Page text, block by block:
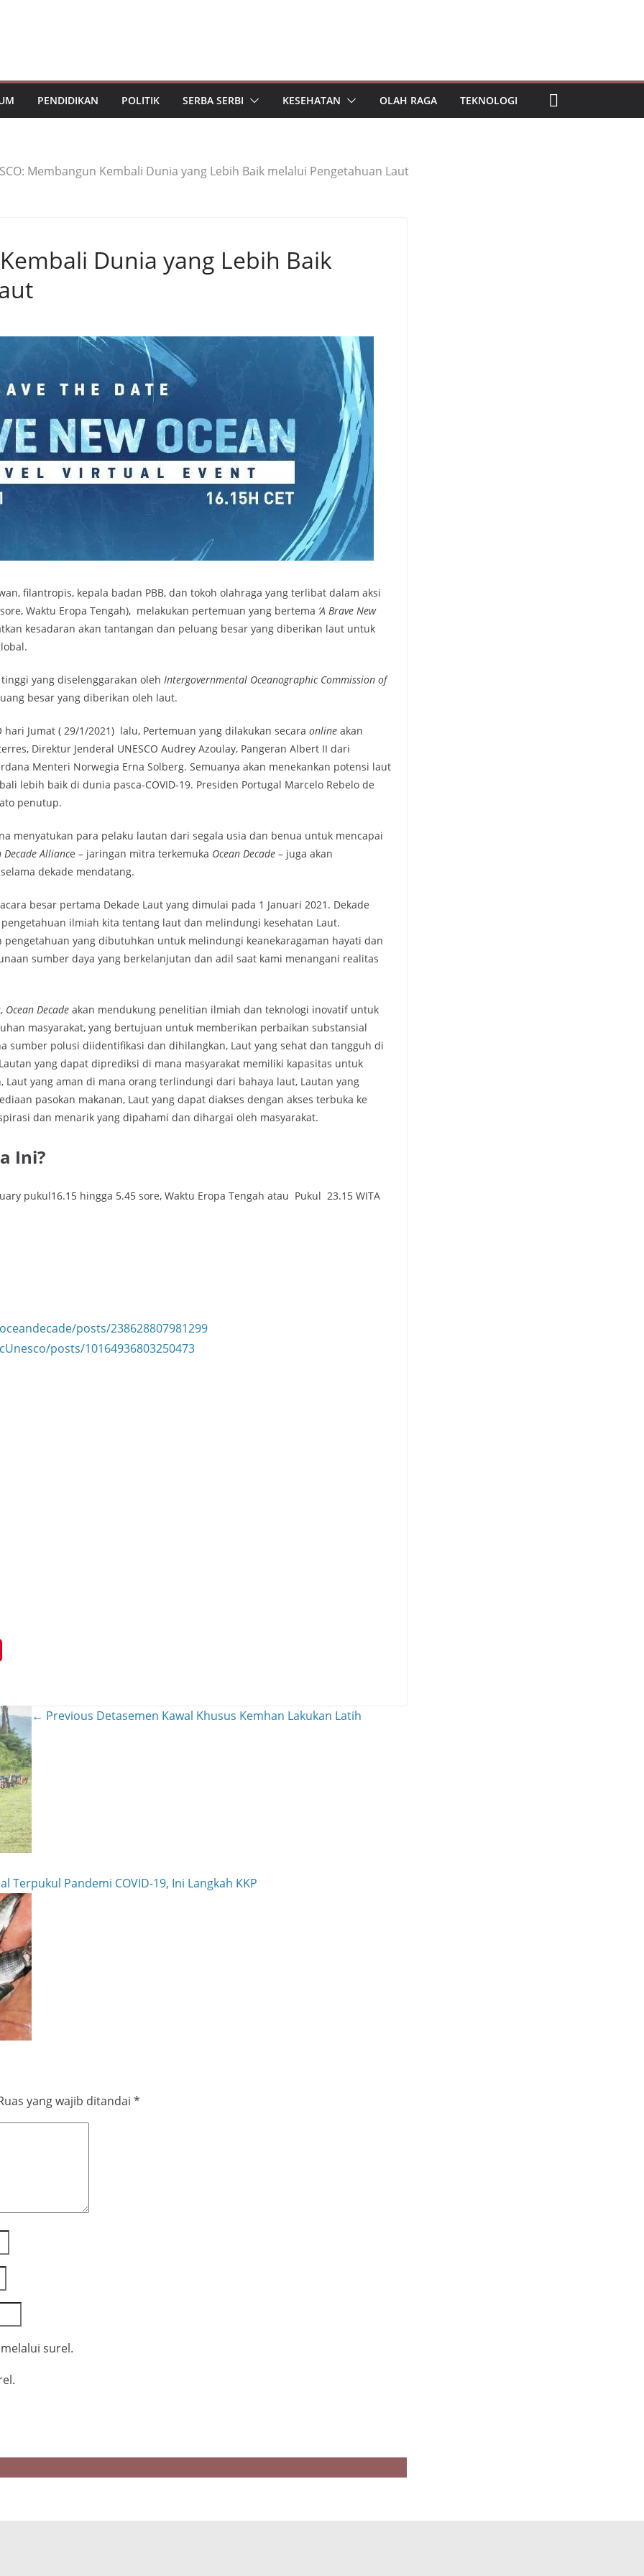
PENDIDIKAN POLITIK SERBA SERBI KESEHATAN OLAH RAGA TEKNOLOGI
Membangun Kembali Dunia yang Lebih Baik melalui Pengetahuan Laut
Dunia yang Lebih Baik
filantropis, kepala badan PBB, dan tokoh olahraga yang terlibat dalam aksi
Waktu Eropa Tengah), melakukan pertemuan yang bertema ‘A Brave New
kesadaran akan tantangan dan peluang besar yang diberikan laut untuk
yang diselenggarakan oleh Intergovernmental Oceanographic Commission of
besar yang diberikan oleh laut.
Jumat ( 29/1/2021) lalu, Pertemuan yang dilakukan secara online akan
Direktur Jenderal UNESCO Audrey Azoulay, Pangeran Albert II dari
Menteri Norwegia Erna Solberg. Semuanya akan menekankan potensi laut
lebih baik di dunia pasca-COVID-19. Presiden Portugal Marcelo Rebelo de
penutup.
menyatukan para pelaku lautan dari segala usia dan benua untuk mencapai
Decade Alliance – jaringan mitra terkemuka Ocean Decade – juga akan
dekade mendatang.
acara besar pertama Dekade Laut yang dimulai pada 1 Januari 2021. Dekade
ilmiah kita tentang laut dan melindungi kesehatan Laut.
yang dibutuhkan untuk melindungi keanekaragaman hayati dan
sumber daya yang berkelanjutan dan adil saat kami menangani realitas
Ocean Decade akan mendukung penelitian ilmiah dan teknologi inovatif untuk
masyarakat, yang bertujuan untuk memberikan perbaikan substansial
sumber polusi diidentifikasi dan dihilangkan, Laut yang sehat dan tangguh di
yang dapat diprediksi di mana masyarakat memiliki kapasitas untuk
yang aman di mana orang terlindungi dari bahaya laut, Lautan yang
pasokan makanan, Laut yang dapat diakses dengan akses terbuka ke
dan menarik yang dipahami dan dihargai oleh masyarakat.
Ini?
pukul16.15 hingga 5.45 sore, Waktu Eropa Tengah atau Pukul 23.15 WITA
posts/238628807981299
posts/10164936803250473
← Previous Detasemen Kawal Khusus Kemhan Lakukan Latih
Pandemi COVID-19, Ini Langkah KKP
yang wajib ditandai *
surel.